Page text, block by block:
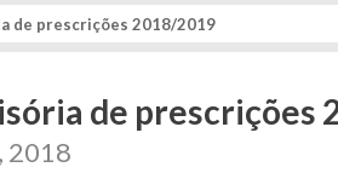
de prescrições 2018/2019
de prescrições
2018